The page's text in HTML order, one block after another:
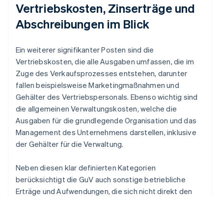
Vertriebskosten, Zinserträge und
Abschreibungen im Blick
Ein weiterer signifikanter Posten sind die
Vertriebskosten, die alle Ausgaben umfassen, die im
Zuge des Verkaufsprozesses entstehen, darunter
fallen beispielsweise Marketingmaßnahmen und
Gehälter des Vertriebspersonals. Ebenso wichtig sind
die allgemeinen Verwaltungskosten, welche die
Ausgaben für die grundlegende Organisation und das
Management des Unternehmens darstellen, inklusive
der Gehälter für die Verwaltung.
Neben diesen klar definierten Kategorien
berücksichtigt die GuV auch sonstige betriebliche
Erträge und Aufwendungen, die sich nicht direkt den